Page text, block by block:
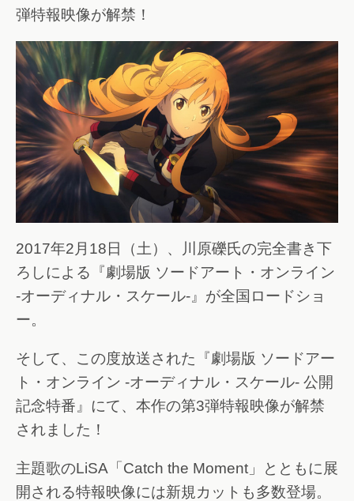
弾特報映像が解禁！
2017年2月18日（土）、川原礫氏の完全書き下
ろしによる『劇場版 ソードアート・オンライン
-オーディナル・スケール-』が全国ロードショ
ー。
そして、この度放送された『劇場版 ソードアー
ト・オンライン -オーディナル・スケール- 公開
記念特番』にて、本作の第3弾特報映像が解禁
されました！
主題歌のLiSA「Catch the Moment」とともに展
開される特報映像には新規カットも多数登場。